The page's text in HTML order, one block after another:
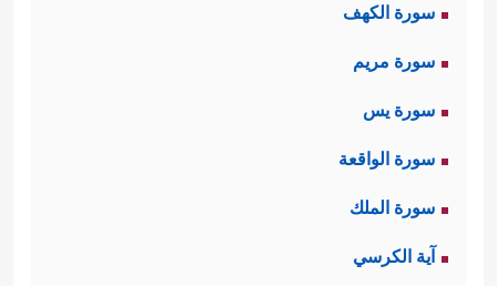
سورة الكهف
سورة مريم
سورة يس
سورة الواقعة
سورة الملك
آية الكرسي